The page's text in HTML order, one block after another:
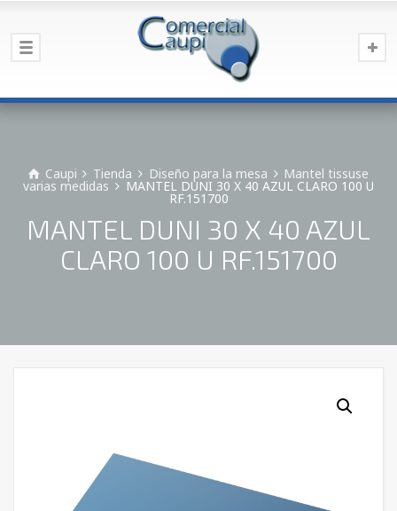
Caupi Tienda Diseño para la mesa Mantel tissuse
varias medidas MANTEL DUNI 30 X 40 AZUL CLARO 100 U
RF.151700
MANTEL DUNI 30 X 40 AZUL
CLARO 100 U RF.151700